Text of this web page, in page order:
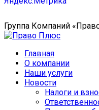
Группа Компаний
Главная
О компании
Наши услуги
Новости
Налоги и